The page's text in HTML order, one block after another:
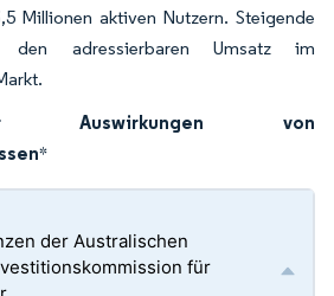
Millionen aktiven Nutzern. Steigende
den adressierbaren Umsatz im
Auswirkungen von
*
der Australischen
für